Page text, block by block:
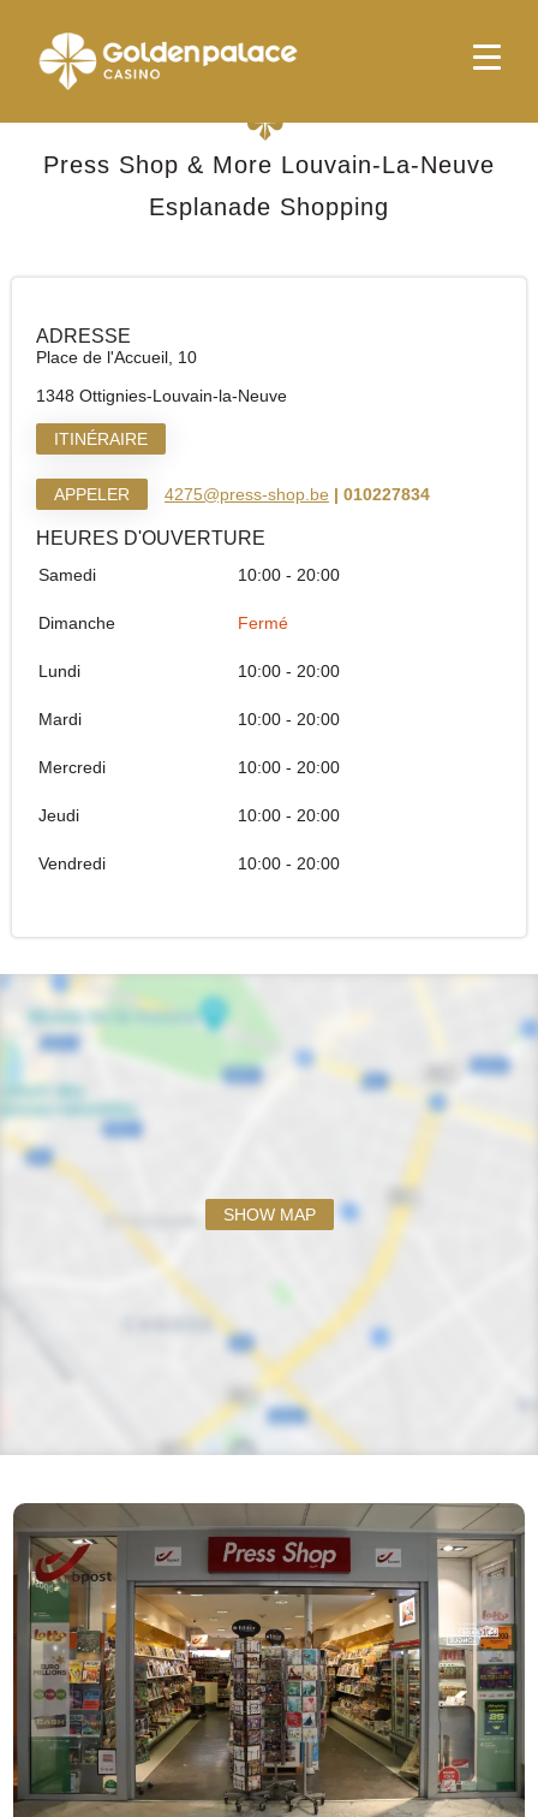
page d'accueil
Press Shop & More Louvain-La-Neuve Esplanade Shopping
Press Shop & More Louvain-La-Neuve
Esplanade Shopping
ADRESSE
Place de l'Accueil, 10
1348 Ottignies-Louvain-la-Neuve
ITINÉRAIRE
APPELER 4275@press-shop.be | 010227834
HEURES D'OUVERTURE
Samedi 10:00 - 20:00
Dimanche Fermé
Lundi 10:00 - 20:00
Mardi 10:00 - 20:00
Mercredi 10:00 - 20:00
Jeudi 10:00 - 20:00
Vendredi 10:00 - 20:00
SHOW MAP